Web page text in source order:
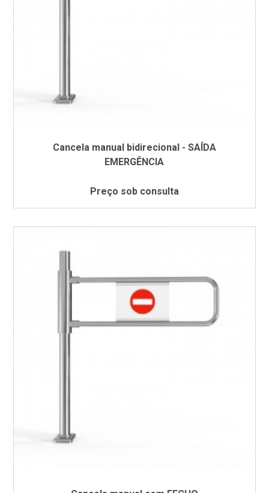
Cancela manual bidirecional - SAÍDA
EMERGÊNCIA
Preço sob consulta